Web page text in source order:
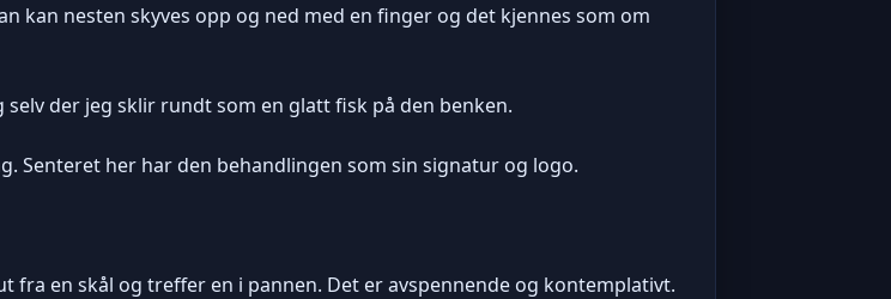
kan nesten skyves opp og ned med en finger og det kjennes som om
der jeg sklir rundt som en glatt fisk på den benken.
Senteret her har den behandlingen som sin signatur og logo.
fra en skål og treffer en i pannen. Det er avspennende og kontemplativt.